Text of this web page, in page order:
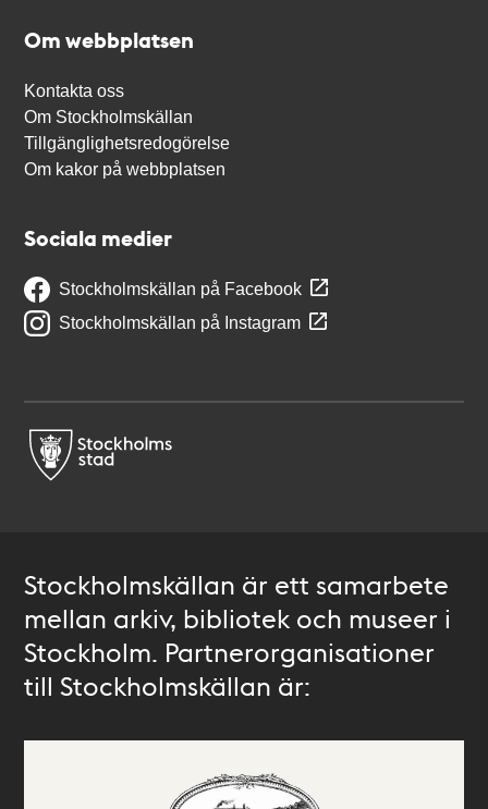
Om webbplatsen
Kontakta oss
Om Stockholmskällan
Tillgänglighetsredogörelse
Om kakor på webbplatsen
Sociala medier
Stockholmskällan på Facebook
Stockholmskällan på Instagram
Stockholmskällan är ett samarbete
mellan arkiv, bibliotek och museer i
Stockholm. Partnerorganisationer
till Stockholmskällan är: